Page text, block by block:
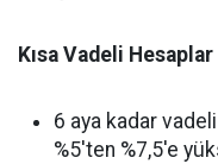
Kısa Vadeli
6 aya kadar
%5'ten %7,5'e